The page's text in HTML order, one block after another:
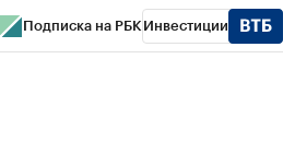
Подписка на РБК Инвестиции